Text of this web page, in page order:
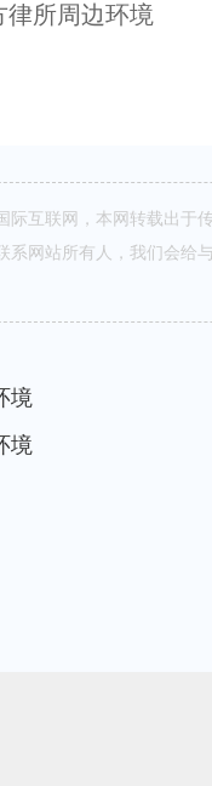
律所周边环境
际互联网，本网转载出于
系网站所有人，我们会给
境
境